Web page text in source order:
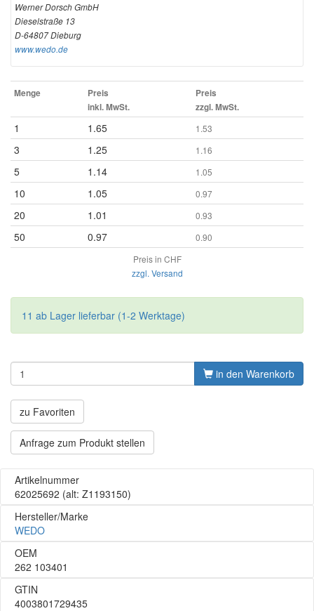
Werner Dorsch GmbH
Dieselstraße 13
D-64807 Dieburg
www.wedo.de
Menge
Preis
inkl. MwSt.
Preis
zzgl. MwSt.
1 1.65 1.53
3 1.25 1.16
5 1.14 1.05
10 1.05 0.97
20 1.01 0.93
50 0.97
0.90
Preis in CHF
zzgl. Versand
11 ab Lager lieferbar (1-2 Werktage)
in den Warenkorb
zu Favoriten
Anfrage zum Produkt stellen
Artikelnummer
62025692 (alt: Z1193150)
Hersteller/Marke
WEDO
OEM
262 103401
GTIN
4003801729435